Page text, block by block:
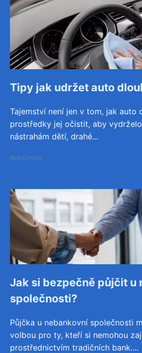
Tipy jak udržet auto
Tajemství není jen v tom, jak auto
prostředky jej očistit, aby
nástrahám dětí, drahé...
Auto/moto
Jak si bezpečně půjčit u
společnosti?
Půjčka u nebankovní společnosti
volbou pro ty, kteří si nemohou
prostřednictvím tradičních bank....